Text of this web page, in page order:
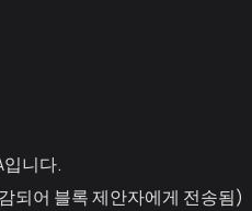
입니다.
되어 블록 제안자에게 전송됨)